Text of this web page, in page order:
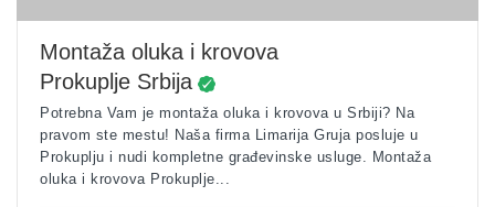
Montaža oluka i krovova
Prokuplje Srbija
Potrebna Vam je montaža oluka i krovova u Srbiji? Na
pravom ste mestu! Naša firma Limarija Gruja posluje u
Prokuplju i nudi kompletne građevinske usluge. Montaža
oluka i krovova Prokuplje...